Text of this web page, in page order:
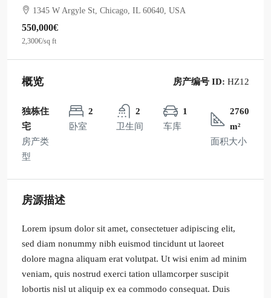
1345 W Argyle St, Chicago, IL 60640, USA
550,000€
2,300€/sq ft
概览 房产编号 ID: HZ12
独栋住
宅
房产类
型
2
卧室
2
卫生间
1
车库
2760
m²
面积大小
房源描述
Lorem ipsum dolor sit amet, consectetuer adipiscing elit,
sed diam nonummy nibh euismod tincidunt ut laoreet
dolore magna aliquam erat volutpat. Ut wisi enim ad minim
veniam, quis nostrud exerci tation ullamcorper suscipit
lobortis nisl ut aliquip ex ea commodo consequat. Duis